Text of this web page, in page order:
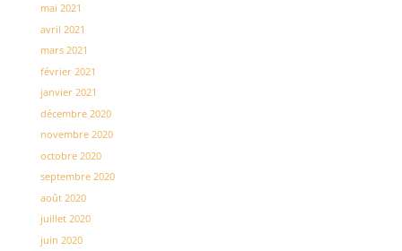
mai 2021
avril 2021
mars 2021
février 2021
janvier 2021
décembre 2020
novembre 2020
octobre 2020
septembre 2020
août 2020
juillet 2020
juin 2020